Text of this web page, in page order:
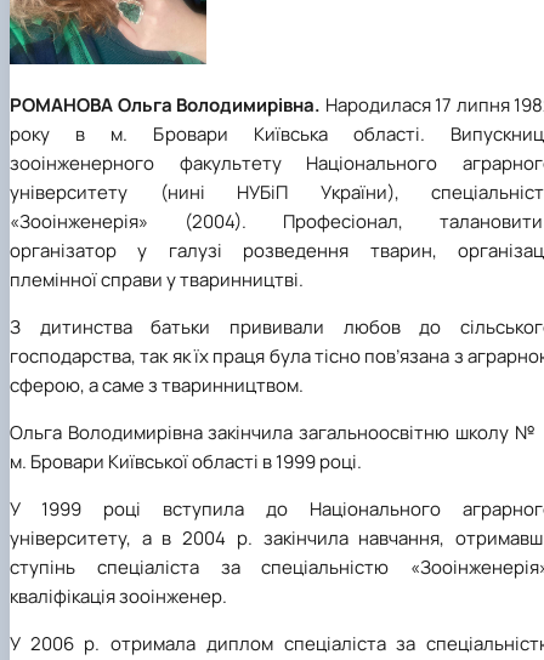
РОМАНОВА Ольга Володимирівна. Народилася 17 липня
року в м. Бровари Київська області.
зооінженерного факультету Національного
університету (нині НУБіП України),
«Зооінженерія» (2004). Професіонал,
організатор у галузі розведення тварин,
племінної справи у тваринництві.
З дитинства батьки прививали любов до
господарства, так як їх праця була тісно пов’язана з
сферою, а саме з тваринництвом.
Ольга Володимирівна закінчила загальноосвітню школу №
м. Бровари Київської області в 1999 році.
У 1999 році вступила до
Національного
університету, а в 2004 р. закінчила навчання,
ступінь спеціаліста за спеціальністю
кваліфікація зооінженер.
У 2006 р. отримала диплом спеціаліста за